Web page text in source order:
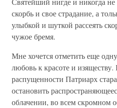
скорбь и свое страдание, а
улыбкой и шуткой рассеять
чужое бремя.
Мне хочется отметить еще
любовь к красоте и
распущенности Патриарх
остановить
облачении, во всем скромном